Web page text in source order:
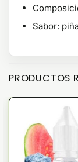
Sabor:
PRODUCTOS